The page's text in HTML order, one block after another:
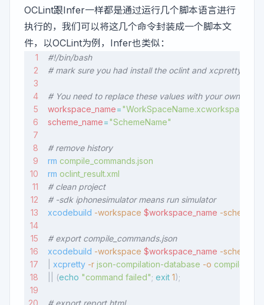
OCLint跟Infer一样都是通过运行几个脚本语言进行
执行的，我们可以将这几个命令封装成一个脚本文
件，以OCLint为例，Infer也类似：
#!/bin/bash
# mark sure you had install the oclint and xcpretty
# You need to replace these values with your own
workspace_name="WorkSpaceName.xcworkspace"
scheme_name="SchemeName"
# remove history
rm compile_commands.json
rm oclint_result.xml
# clean project
# -sdk iphonesimulator means run simulator
xcodebuild -workspace $workspace_name -scheme
# export compile_commands.json
xcodebuild -workspace $workspace_name -scheme
xcpretty -r json-compilation-database -o
|| (echo "command failed"; exit 1);
# export report html